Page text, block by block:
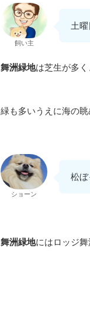
飼い主
土
舞洲緑地は芝生が多く
緑も多いうえに海の
ショーン
松
舞洲緑地にはロッジ舞